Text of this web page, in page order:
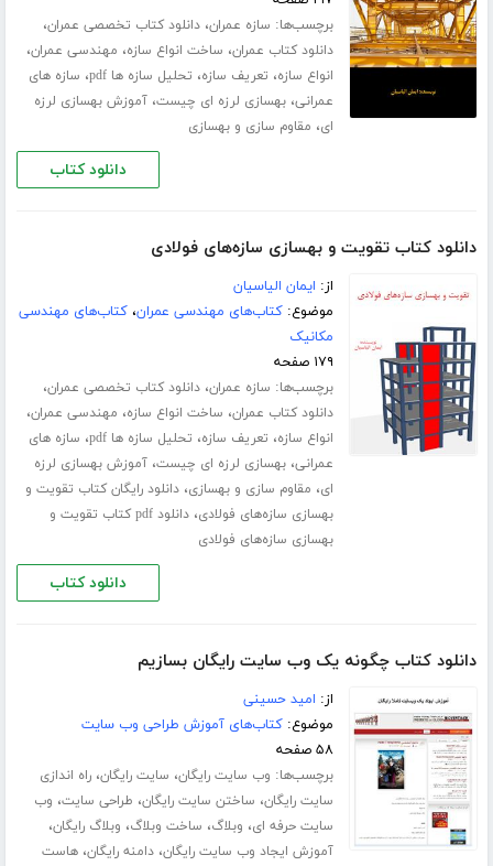
برچسب‌ها: سازه عمران،دانلود کتاب تخصصی عمران،
دانلود کتاب عمران، ساخت انواع سازه، مهندسی عمران،
انواع سازه، تعریف سازه، تحلیل سازه ها pdf ، سازه های
عمرانی،بهسازی لرزه ای چیست،آموزش بهسازی لرزه
ای، مقاوم سازی و بهسازی
دانلود کتاب
دانلود کتاب تقویت و بهسازی سازه‌های فولادی
از: ایمان الیاسیان
موضوع:کتاب‌های مهندسی عمران،کتاب‌های مهندسی
مکانیک
۱۷۹ صفحه
برچسب‌ها: سازه عمران،دانلود کتاب تخصصی عمران،
دانلود کتاب عمران، ساخت انواع سازه، مهندسی عمران،
انواع سازه، تعریف سازه، تحلیل سازه ها pdf ، سازه های
عمرانی،بهسازی لرزه ای چیست،آموزش بهسازی لرزه
ای، مقاوم سازی و بهسازی،دانلود رایگان کتاب تقویت و
بهسازی سازه‌های فولادی،
دانلود pdf کتاب تقویت و
بهسازی سازه‌های فولادی
دانلود کتاب
دانلود کتاب چگونه یک وب سایت رایگان بسازیم
از: امید حسینی
موضوع:کتاب‌های آموزش طراحی وب سایت
۵۸ صفحه
برچسب‌ها: وب سایت رایگان، سایت رایگان،راه اندازی
سایت رایگان، ساختن سایت رایگان، طراحی سایت، وب
سایت حرفه ای، وبلاگ، ساخت وبلاگ، وبلاگ رایگان،
آموزش ایجاد وب سایت رایگان،دامنه رایگان،هاست